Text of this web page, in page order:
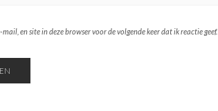
en site in deze browser voor de volgende keer dat ik reactie geef.